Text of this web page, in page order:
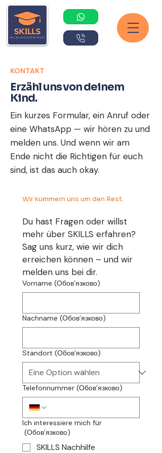
KONTAKT
Erzähl uns von deinem
Kind.
Ein kurzes Formular, ein Anruf oder
eine WhatsApp — wir hören zu und
melden uns. Und wenn wir am
Ende nicht die Richtigen für euch
sind, ist das auch okay.
Wir kümmern uns um den Rest.
Du hast Fragen oder willst
mehr über SKILLS erfahren?
Sag uns kurz, wie wir dich
erreichen können – und wir
melden uns bei dir.
Vorname (Обов’язково)
Nachname (Обов’язково)
Standort (Обов’язково)
Telefonnummer (Обов’язково)
Ich interessiere mich für
(Обов’язково)
SKILLS Nachhilfe